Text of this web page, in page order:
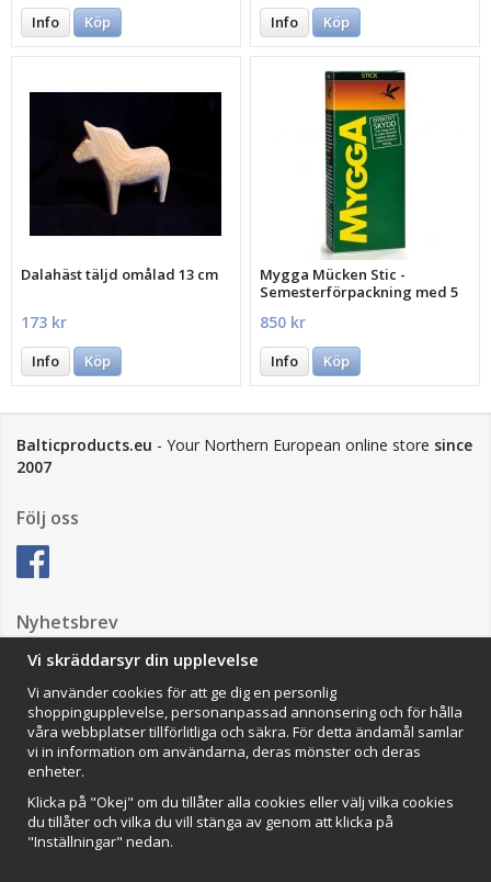
Info Köp Info Köp
Dalahäst täljd omålad 13 cm
173 kr
Info Köp
Mygga Mücken Stic -
Semesterförpackning med 5
850 kr
Info Köp
Balticproducts.eu - Your Northern European online store since
2007
Följ oss
Nyhetsbrev
Impressum
VAMOS Commerce AB
Organisationsnummer: 559502-0453
Vi skräddarsyr din upplevelse
Vi använder cookies för att ge dig en personlig
shoppingupplevelse, personanpassad annonsering och för hålla
våra webbplatser tillförlitliga och säkra. För detta ändamål samlar
vi in information om användarna, deras mönster och deras
enheter.
Klicka på "Okej" om du tillåter alla cookies eller välj vilka cookies
du tillåter och vilka du vill stänga av genom att klicka på
"Inställningar" nedan.